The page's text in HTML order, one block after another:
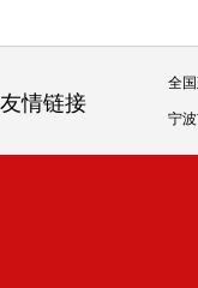
友情链接
全
宁